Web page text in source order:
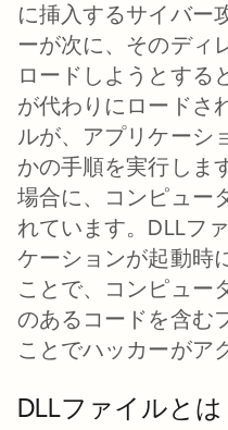
に挿入するサイバー
ーが次に、そのディ
ロードしようとする
が代わりにロードさ
ルが、アプリケーシ
かの手順を実行しま
場合に、コンピュー
れています。DLLフ
ケーションが起動時
ことで、コンピュー
のあるコードを含む
ことでハッカーがア
DLLファイルとは